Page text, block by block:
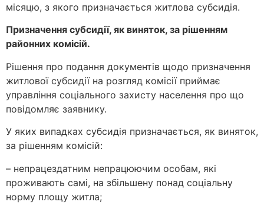
місяцю, з якого призначається житлова субсидія.
Призначення субсидії, як виняток, за рішенням
районних комісій.
Рішення про подання документів щодо призначення
житлової субсидії на розгляд комісії приймає
управління соціального захисту населення про що
повідомляє заявнику.
У яких випадках субсидія призначається, як виняток,
за рішенням комісій:
– непрацездатним непрацюючим особам, які
проживають самі, на збільшену понад соціальну
норму площу житла;